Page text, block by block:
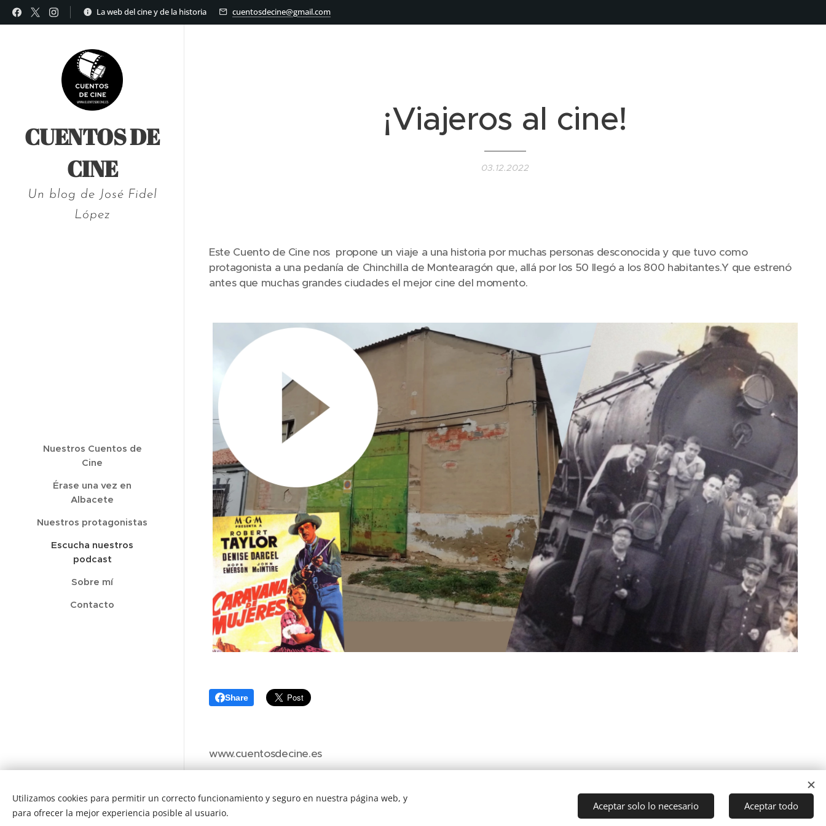
La web del cine y de la historia cuentosdecine@gmail.com
CUENTOS DE
CINE
Un blog de José Fidel
López
Nuestros Cuentos de
Cine
Érase una vez en
Albacete
Nuestros protagonistas
Escucha nuestros
podcast
Sobre mí
Contacto
¡Viajeros al cine!
03.12.2022
Este Cuento de Cine nos propone un viaje a una historia por muchas personas desconocida y que tuvo como
protagonista a una pedanía de Chinchilla de Montearagón que, allá por los 50 llegó a los 800 habitantes.Y que estrenó
antes que muchas grandes ciudades el mejor cine del momento.
Share
www.cuentosdecine.es
Utilizamos cookies para permitir un correcto funcionamiento y seguro en nuestra página web, y
para ofrecer la mejor experiencia posible al usuario.
Aceptar solo lo necesario Aceptar todo